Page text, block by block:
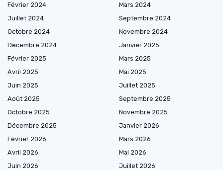
Février 2024
Mars 2024
Juillet 2024
Septembre 2024
Octobre 2024
Novembre 2024
Décembre 2024
Janvier 2025
Février 2025
Mars 2025
Avril 2025
Mai 2025
Juin 2025
Juillet 2025
Août 2025
Septembre 2025
Octobre 2025
Novembre 2025
Décembre 2025
Janvier 2026
Février 2026
Mars 2026
Avril 2026
Mai 2026
Juin 2026
Juillet 2026